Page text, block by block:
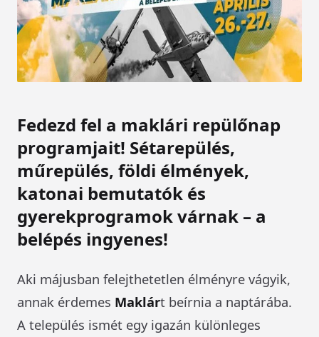
Fedezd fel a maklári repülőnap
programjait! Sétarepülés,
műrepülés, földi élmények,
katonai bemutatók és
gyerekprogramok várnak – a
belépés ingyenes!
Aki májusban felejthetetlen élményre vágyik,
annak érdemes Maklárt beírnia a naptárába.
A település ismét egy igazán különleges